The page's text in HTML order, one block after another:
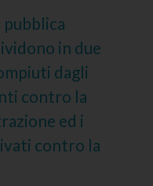
in due
dagli
contro la
ed i
contro la